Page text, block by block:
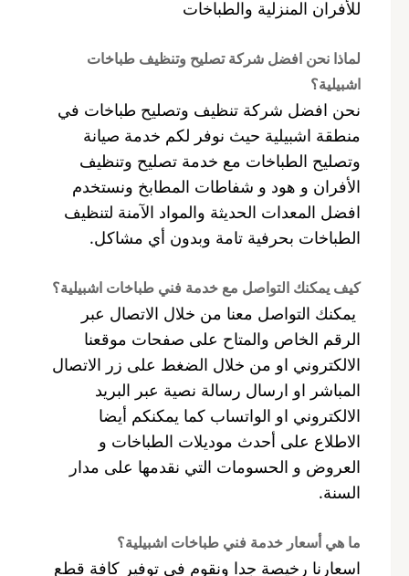
للأفران المنزلية والطباخات
لماذا نحن افضل شركة تصليح وتنظيف طباخات
اشبيلية؟
نحن افضل شركة تنظيف وتصليح طباخات في
منطقة اشبيلية حيث نوفر لكم خدمة صيانة
وتصليح الطباخات مع خدمة تصليح وتنظيف
الأفران و هود و شفاطات المطابخ ونستخدم
افضل المعدات الحديثة والمواد الآمنة لتنظيف
الطباخات بحرفية تامة وبدون أي مشاكل.
كيف يمكنك التواصل مع خدمة فني طباخات اشبيلية؟
يمكنك التواصل معنا من خلال الاتصال عبر
الرقم الخاص والمتاح على صفحات موقعنا
الالكتروني او من خلال الضغط على زر الاتصال
المباشر او ارسال رسالة نصية عبر البريد
الالكتروني او الواتساب كما يمكنكم أيضا
الاطلاع على أحدث موديلات الطباخات و
العروض و الحسومات التي نقدمها على مدار
السنة.
ما هي أسعار خدمة فني طباخات اشبيلية؟
اسعارنا رخيصة جدا ونقوم في توفير كافة قطع